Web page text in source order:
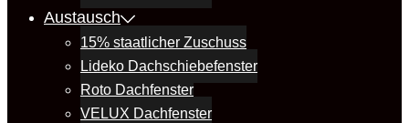
Austausch
15% staatlicher Zuschuss
Lideko Dachschiebefenster
Roto Dachfenster
VELUX Dachfenster